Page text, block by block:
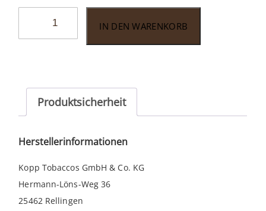
Virginia
50gr.
IN DEN WARENKORB
Produktsicherheit
Herstellerinformationen
Kopp Tobaccos GmbH & Co. KG
Hermann-Löns-Weg 36
25462 Rellingen